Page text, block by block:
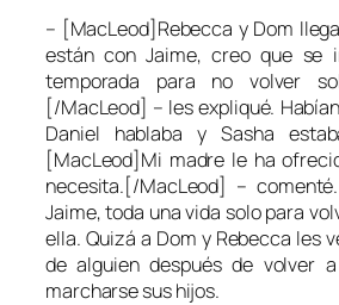
– [MacLeod]Rebecca y Dom
están con Jaime, creo que se
temporada para no volver
[/MacLeod] – les expliqué.
Daniel hablaba y Sasha
[MacLeod]Mi madre le ha
necesita.[/MacLeod] –
Jaime, toda una vida solo para
ella. Quizá a Dom y Rebecca les
de alguien después de volver
marcharse sus hijos.